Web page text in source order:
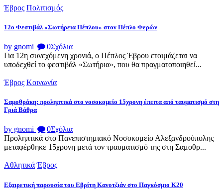
Έβρος Πολιτισμός
12ο Φεστιβάλ «Σωτήρεια Πέπλου» στον Πέπλο Φερών
by gnomi 0Σχόλια
Για 12η συνεχόμενη χρονιά, ο Πέπλος Έβρου ετοιμάζεται να
υποδεχθεί το φεστιβάλ «Σωτήρια», που θα πραγματοποιηθεί...
Έβρος Κοινωνία
Σαμοθράκη: προληπτικά στο νοσοκομείο 15χρονη έπειτα από ταυματισμό στη
Γριά Βάθρα
by gnomi 0Σχόλια
Προληπτικά στο Πανεπιστημιακό Νοσοκομείο Αλεξανδρούπολης
μεταφέρθηκε 15χρονη μετά τον τραυματισμό της στη Σαμοθρ...
Αθλητικά Έβρος
Εξαιρετική παρουσία του Εβρίτη Κανοτζιάν στο Παγκόσμιο Κ20